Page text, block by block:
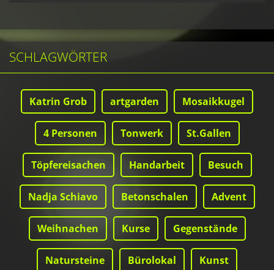
SCHLAGWÖRTER
Katrin Grob artgarden Mosaikkugel
4 Personen Tonwerk St.Gallen
Töpfereisachen Handarbeit Besuch
Nadja Schiavo Betonschalen Advent
Weihnachen Kurse Gegenstände
Natursteine Bürolokal Kunst